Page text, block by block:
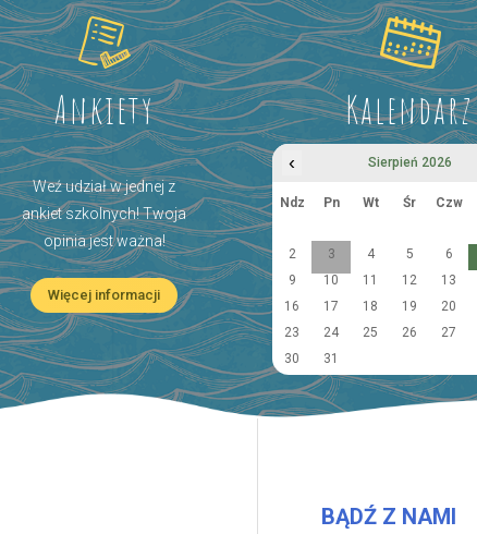
Ankiety
Weź udział w jednej z
ankiet szkolnych! Twoja
opinia jest ważna!
Więcej informacji
Kalendarz
‹ Sierpień 2026
Ndz Pn Wt Śr Czw
2
3 4 5 6
9
10 11 12 13
16
17 18 19 20
23
24 25 26 27
30
31
BĄDŹ Z NAMI